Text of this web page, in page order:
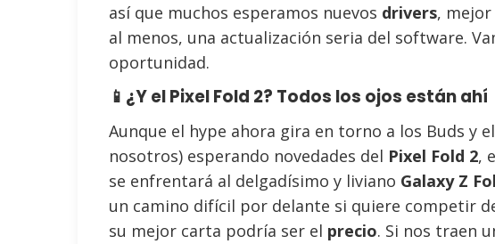
así que muchos esperamos nuevos drivers,
al menos, una actualización seria del software.
oportunidad.
📱¿Y el Pixel Fold 2? Todos los ojos están ahí
Aunque el hype ahora gira en torno a los Buds y
nosotros) esperando novedades del Pixel Fold 2,
se enfrentará al delgadísimo y liviano Galaxy Z
un camino difícil por delante si quiere competir
su mejor carta podría ser el precio. Si nos traen